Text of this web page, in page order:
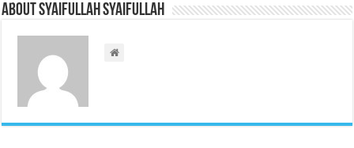
About Syaifullah Syaifullah